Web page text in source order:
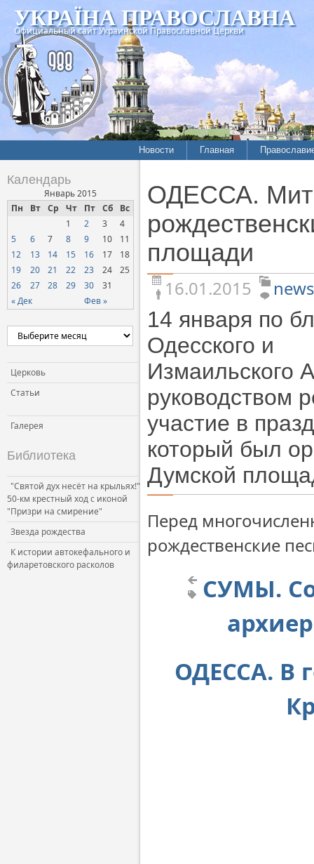
УКРАЇНА ПРАВОСЛАВНА
Официальный сайт Украинской Православной Церкви
Новости
Межконфессиональные
отношения
Нарушения прав
верующих
Официальная хроника
Расколы, ереси, секты
СОЦИАЛЬНОЕ
СЛУЖЕНИЕ
Церковь и власть
Церковь и общество
Церковь и СМИ
Главная
История
Хроники
Календарь
Январь 2015
Пн
Вт Ср Чт Пт Сб Вс
« Дек Фев »
1 2 3
4
5
6 7 8 9 10
11
12
13 14 15 16 17
18
19
20 21 22 23 24
25
26
27 28 29 30 31
Церковь
Статьи
Галерея
Библиотека
"Святой дух несёт на крыльях!"
50-км крестный ход с иконой
"Призри на смирение"
Звезда рождества
К истории автокефального и
филаретовского расколов
ОДЕССА.
площади
16.01.2015 news
14 января по
Одесского и
Измаильского
руководством
участие в
который был
Думской
Перед
рождественские
СУМЫ.
ОДЕССА. В